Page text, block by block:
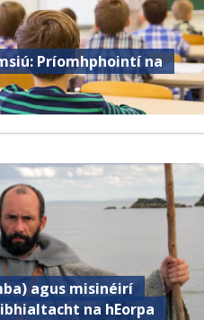
Príomhphointí na
agus misinéirí
na hEorpa